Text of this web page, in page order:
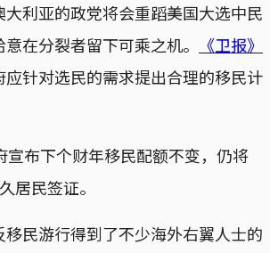
大利亚的政党将会重蹈美国大选中民
在分裂者留下可乘之机。
《卫报》
应针对选民的需求提出合理的移民计
宣布下个财年移民配额不变，仍将
居民签证。
民游行得到了不少海外右翼人士的